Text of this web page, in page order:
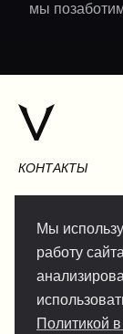
Мы
работу
Политикой
мы
КОНТАКТЫ